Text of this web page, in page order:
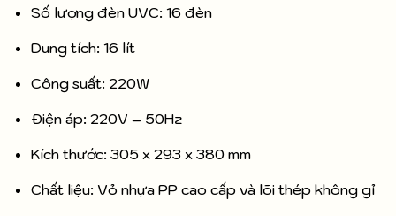
Số lượng đèn UVC: 16 đèn
Dung tích: 16 lít
Công suất: 220W
Điện áp: 220V – 50Hz
Kích thước: 305 x 293 x 380 mm
Chất liệu: Vỏ nhựa PP cao cấp và lõi thép không gỉ